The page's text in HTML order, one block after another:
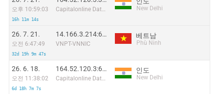
오후 10:59:03
16h 11m 14s
Capitalonline Data Service (HK) Co New Delhi
26. 7. 21.
오전 6:47:49
32d 19h 9m 47s
14.166.3.214:60189
VNPT-VNNIC
베트남
Phù Ninh
26. 6. 18.
오전 11:38:02
6d 18h 7m 7s
164.52.120.3:6679
Capitalonline Data Service (HK) Co
인도
New Delhi